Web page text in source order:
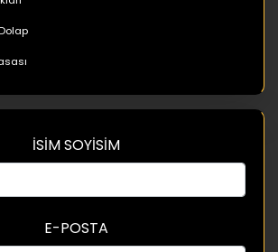
İSİM SOYİSİM
E-POSTA